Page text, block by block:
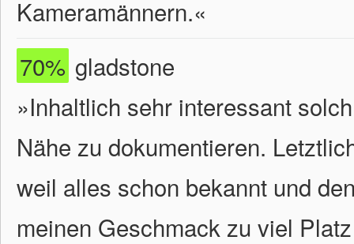
Kameramännern.«
70% gladstone
»Inhaltlich sehr interessant
Nähe zu dokumentieren.
weil alles schon bekannt und
meinen Geschmack zu viel